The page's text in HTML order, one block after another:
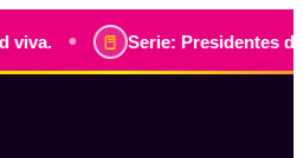
Serie: Presidentes de